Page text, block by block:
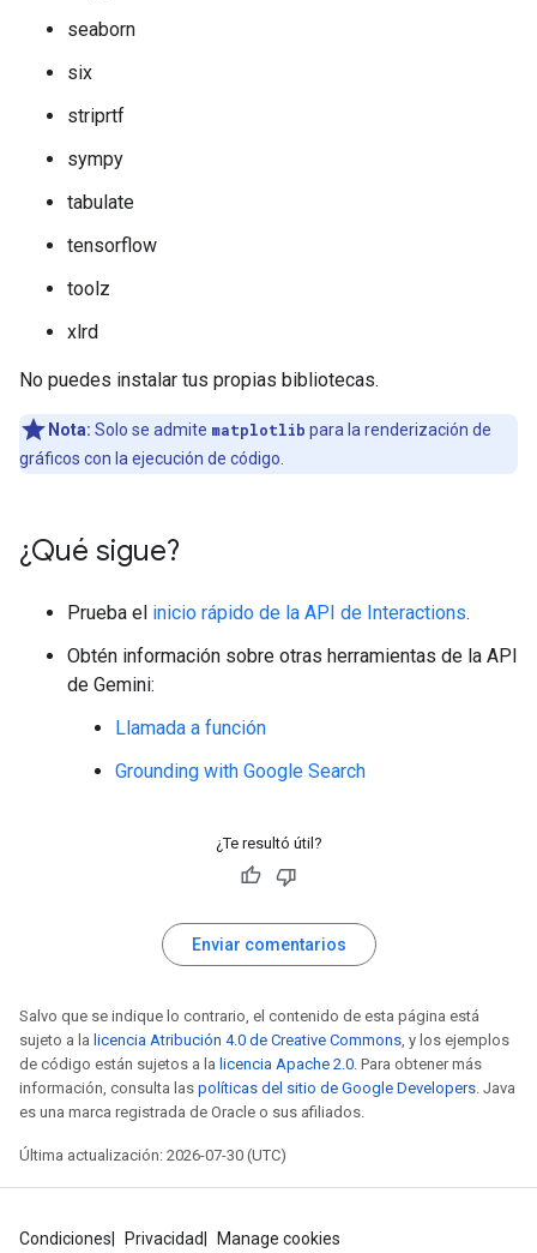
seaborn
six
striprtf
sympy
tabulate
tensorflow
toolz
xlrd
No puedes instalar tus propias bibliotecas.
Nota: Solo se admite matplotlib para la renderización de
gráficos con la ejecución de código.
¿Qué sigue?
Prueba el inicio rápido de la API de Interactions.
Obtén información sobre otras herramientas de la API
de Gemini:
Llamada a función
Grounding with Google Search
¿Te resultó útil?
Enviar comentarios
Salvo que se indique lo contrario, el contenido de esta página está
sujeto a la licencia Atribución 4.0 de Creative Commons, y los ejemplos
de código están sujetos a la licencia Apache 2.0. Para obtener más
información, consulta las políticas del sitio de Google Developers. Java
es una marca registrada de Oracle o sus afiliados.
Última actualización: 2026-07-30 (UTC)
Condiciones Privacidad Manage cookies